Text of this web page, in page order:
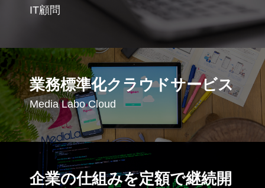
IT顧問
業務標準化クラウドサービス
Media Labo Cloud
企業の仕組みを定額で継続開